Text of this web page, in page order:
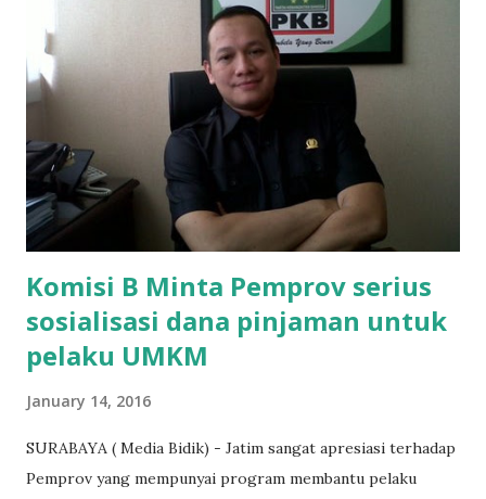
uang tetangga 500 ribu, agar anaknya bisa ikut ujian.
"Kasihan dia sudah tidak punya ayah, ibunya saudara saya,
kerja sebagai pembantu rumah tangga. Tolong dibantu mas,
agar uang bisa kembali,"ungkapnya. Perihal adanya
penarikan uang iuran untuk pembangunan gedung sekolah,
dibenarkan oleh Atika Fadhilah siswa kelas XI saat
diwawancarai. "Benar, bilangnya wajib Rp 1,5 juta dan waktu
terakh...
Komisi B Minta Pemprov serius
sosialisasi dana pinjaman untuk
pelaku UMKM
January 14, 2016
SURABAYA ( Media Bidik) - Jatim sangat apresiasi terhadap
Pemprov yang mempunyai program membantu pelaku